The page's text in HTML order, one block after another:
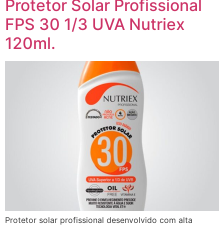
Protetor Solar Profissional
FPS 30 1/3 UVA Nutriex
120ml.
Protetor solar profissional desenvolvido com alta